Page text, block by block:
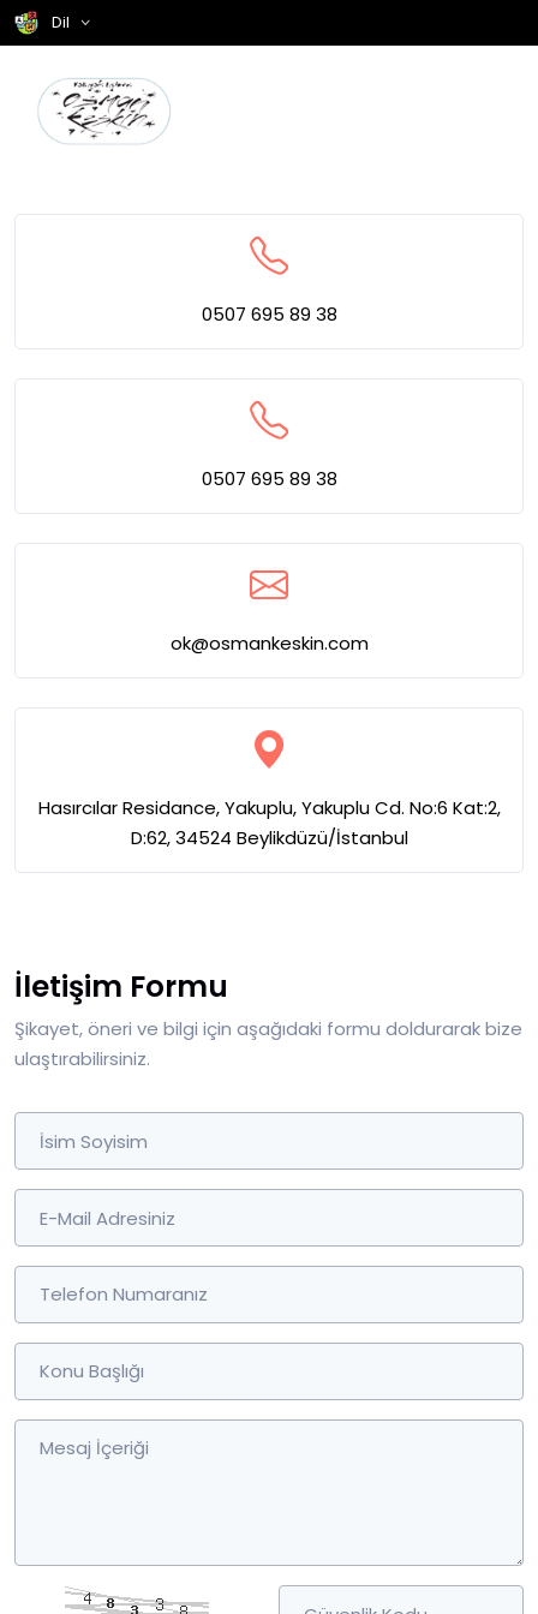
Dil
0507 695 89 38
0507 695 89 38
ok@osmankeskin.com
Hasırcılar Residance, Yakuplu, Yakuplu Cd. No:6 Kat:2,
D:62, 34524 Beylikdüzü/İstanbul
İletişim Formu
Şikayet, öneri ve bilgi için aşağıdaki formu doldurarak bize
ulaştırabilirsiniz.